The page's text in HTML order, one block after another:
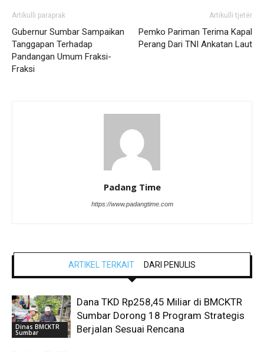
Artikulli paraprak
Gubernur Sumbar Sampaikan
Tanggapan Terhadap
Pandangan Umum Fraksi-
Fraksi
Artikulli tjetër
Pemko Pariman Terima Kapal
Perang Dari TNI Ankatan Laut
Padang Time
https://www.padangtime.com
ARTIKEL TERKAIT DARI PENULIS
Dinas BMCKTR
Sumbar
Dana TKD Rp258,45 Miliar di BMCKTR
Sumbar Dorong 18 Program Strategis
Berjalan Sesuai Rencana